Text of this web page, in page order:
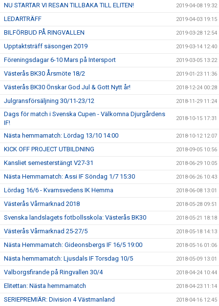
NU STARTAR VI RESAN TILLBAKA TILL ELITEN! 2019-04-08 19:32
LEDARTRÄFF 2019-04-03 19:15
BILFÖRBUD PÅ RINGVALLEN 2019-03-28 12:54
Upptaktsträff säsongen 2019 2019-03-14 12:40
Föreningsdagar 6-10 Mars på Intersport 2019-03-05 13:22
Västerås BK30 Årsmöte 18/2 2019-01-23 11:36
Västerås BK30 Önskar God Jul & Gott Nytt år! 2018-12-24 00:28
Julgransförsäljning 30/11-23/12 2018-11-29 11:24
Dags för match i Svenska Cupen - Välkomna Djurgårdens
IF!
2018-10-15 17:31
Nästa hemmamatch: Lördag 13/10 14:00 2018-10-12 12:07
KICK OFF PROJECT UTBILDNING 2018-09-05 10:56
Kansliet semesterstängt V27-31 2018-06-29 10:05
Nästa Hemmamatch: Assi IF Söndag 1/7 15:30 2018-06-26 10:43
Lördag 16/6 - Kvarnsvedens IK Hemma 2018-06-08 13:01
Västerås Vårmarknad 2018 2018-05-28 09:51
Svenska landslagets fotbollsskola: Västerås BK30 2018-05-21 18:18
Västerås Vårmarknad 25-27/5 2018-05-18 14:13
Nästa Hemmamatch: Gideonsbergs IF 16/5 19:00 2018-05-16 01:06
Nästa hemmamatch: Ljusdals IF Torsdag 10/5 2018-05-09 13:01
Valborgsfirande på Ringvallen 30/4 2018-04-24 10:44
Elitettan: Nästa hemmamatch 2018-04-23 11:14
SERIEPREMIÄR: Division 4 Västmanland 2018-04-16 12:45